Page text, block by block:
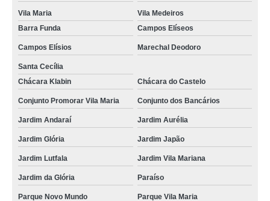
Vila Maria
Vila Medeiros
Barra Funda
Campos Elíseos
Campos Elísios Marechal Deodoro
Santa Cecília
Chácara Klabin
Chácara do Castelo
Conjunto Promorar Vila Maria Conjunto dos Bancários
Jardim Andaraí Jardim Aurélia
Jardim Glória Jardim Japão
Jardim Lutfala Jardim Vila Mariana
Jardim da Glória Paraíso
Parque Novo Mundo Parque Vila Maria